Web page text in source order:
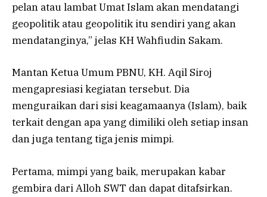
pelan atau lambat Umat Islam akan mendatangi
geopolitik atau geopolitik itu sendiri yang akan
mendatanginya,” jelas KH Wahfiudin Sakam.
Mantan Ketua Umum PBNU, KH. Aqil Siroj
mengapresiasi kegiatan tersebut. Dia
menguraikan dari sisi keagamaanya (Islam), baik
terkait dengan apa yang dimiliki oleh setiap insan
dan juga tentang tiga jenis mimpi.
Pertama, mimpi yang baik, merupakan kabar
gembira dari Alloh SWT dan dapat ditafsirkan.